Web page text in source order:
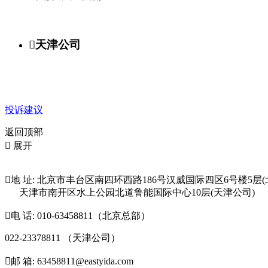
天津公司
投诉建议
返回顶部
 展开
地 址: 北京市丰台区南四环西路186号汉威国际四区6号楼5层(
天津市南开区水上公园北道鲁能国际中心10层(天津公司)
电 话: 010-63458811（北京总部）
022-23378811 （天津公司）
邮 箱: 63458811@eastyida.com